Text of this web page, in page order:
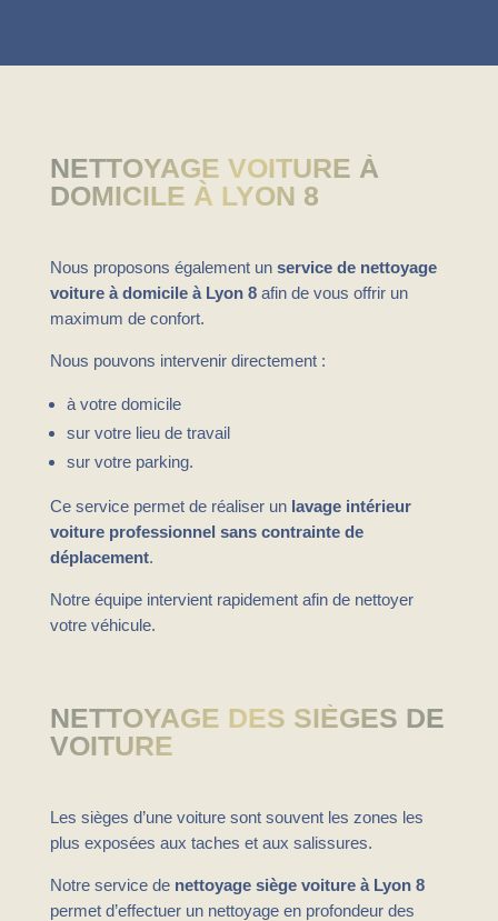
NETTOYAGE VOITURE À
DOMICILE À LYON 8
Nous proposons également un service de nettoyage
voiture à domicile à Lyon 8afin de vous offrir un
maximum de confort.
Nous pouvons intervenir directement :
à votre domicile
sur votre lieu de travail
sur votre parking.
Ce service permet de réaliser un lavage intérieur
voiture professionnel sans contrainte de
déplacement.
Notre équipe intervient rapidement afin de nettoyer
votre véhicule.
NETTOYAGE DES SIÈGES DE
VOITURE
Les sièges d’une voiture sont souvent les zones les
plus exposées aux taches et aux salissures.
Notre service de nettoyage siège voiture à Lyon 8
permet d’effectuer un nettoyage en profondeur des